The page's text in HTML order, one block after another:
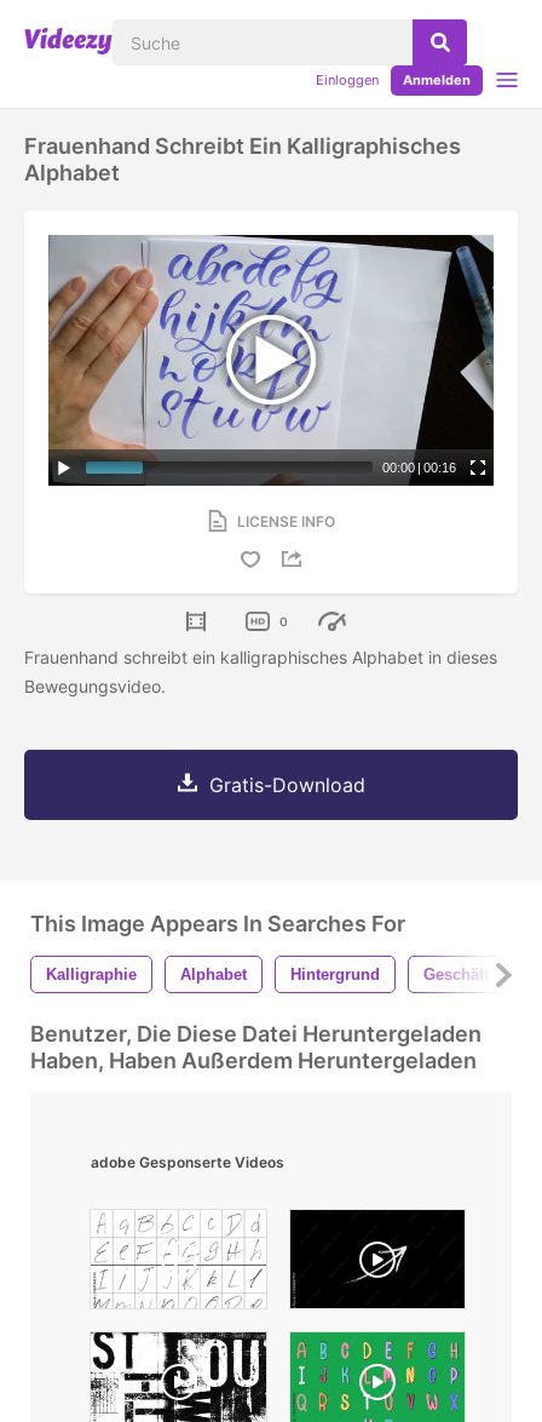
Einloggen Anmelden
Frauenhand Schreibt Ein Kalligraphisches
Alphabet
00:00 | 00:16
LICENSE INFO
0
Frauenhand schreibt ein kalligraphisches Alphabet in dieses
Bewegungsvideo.
Gratis-Download
This Image Appears In Searches For
Kalligraphie Alphabet Hintergrund Geschäft
Benutzer, Die Diese Datei Heruntergeladen
Haben, Haben Außerdem Heruntergeladen
adobe Gesponserte Videos